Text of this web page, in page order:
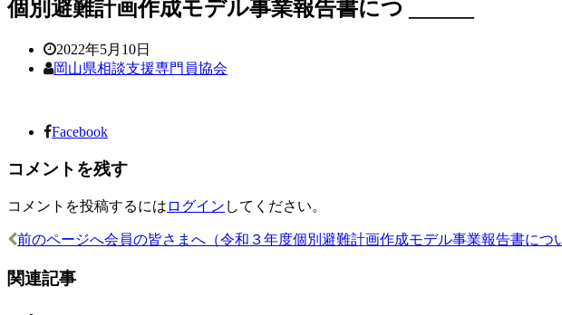
個別避難計画作成モデル事業報告書につ ______
2022年5月10日
岡山県相談支援専門員協会
Facebook
コメントを残す
コメントを投稿するには ログイン してください。
投
稿
前のページへ会員の皆さまへ（令和３年度個別避難計画作成モデル事業報告書につ
関連記事